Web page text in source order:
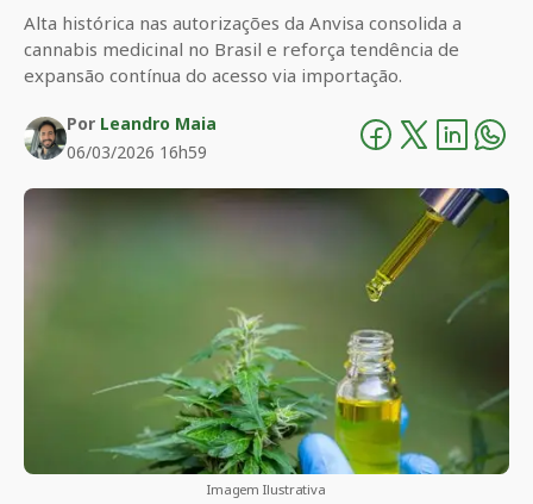
Alta histórica nas autorizações da Anvisa consolida a
cannabis medicinal no Brasil e reforça tendência de
expansão contínua do acesso via importação.
Por Leandro Maia
06/03/2026 16h59
Imagem Ilustrativa